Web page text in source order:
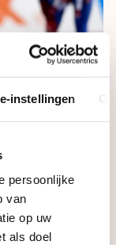
instellingen
persoonlijke
van
op uw
als doel